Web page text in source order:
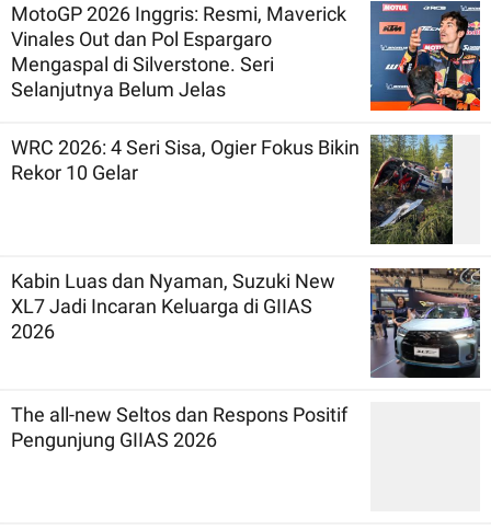
MotoGP 2026 Inggris: Resmi, Maverick
Vinales Out dan Pol Espargaro
Mengaspal di Silverstone. Seri
Selanjutnya Belum Jelas
WRC 2026: 4 Seri Sisa, Ogier Fokus Bikin
Rekor 10 Gelar
Kabin Luas dan Nyaman, Suzuki New
XL7 Jadi Incaran Keluarga di GIIAS
2026
The all-new Seltos dan Respons Positif
Pengunjung GIIAS 2026